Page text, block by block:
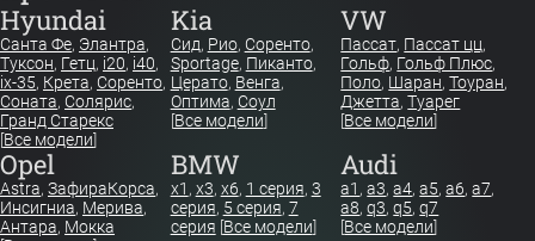
Hyundai
Санта Фе, Элантра,
Туксон, Гетц, i20, i40,
ix-35, Крета, Соренто,
Соната, Солярис,
Гранд Старекс
[Все модели]
Kia
Сид, Рио, Соренто,
Sportage, Пиканто,
Церато, Венга,
Оптима, Соул
[Все модели]
VW
Пассат, Пассат цц,
Гольф, Гольф Плюс,
Поло, Шаран,Тоуран,
Джетта,Туарег
[Все модели]
Opel
Astra, ЗафираКорса,
Инсигниа, Мерива,
Антара, Мокка
BMW
x1 , x3, x6, 1 серия, 3
серия, 5 серия, 7
серия [Все модели]
Audi
a1 ,a3,a4,a5,a6,a7,
a8,q3,q5,q7
[Все модели]